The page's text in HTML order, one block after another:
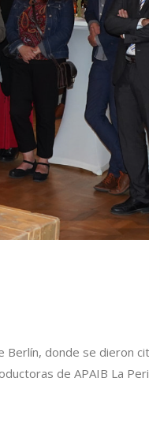
Berlín, donde se dieron
de APAIB La